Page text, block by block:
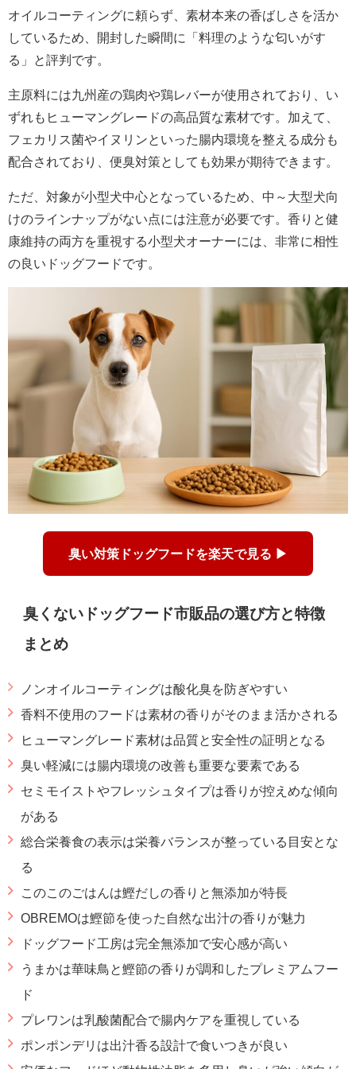
オイルコーティングに頼らず、素材本来の香ばしさを活か
しているため、開封した瞬間に「料理のような匂いがす
る」と評判です。
主原料には九州産の鶏肉や鶏レバーが使用されており、い
ずれもヒューマングレードの高品質な素材です。加えて、
フェカリス菌やイヌリンといった腸内環境を整える成分も
配合されており、便臭対策としても効果が期待できます。
ただ、対象が小型犬中心となっているため、中～大型犬向
けのラインナップがない点には注意が必要です。香りと健
康維持の両方を重視する小型犬オーナーには、非常に相性
の良いドッグフードです。
臭い対策ドッグフードを楽天で見る ▶
臭くないドッグフード市販品の選び方と特徴
まとめ
ノンオイルコーティングは酸化臭を防ぎやすい
香料不使用のフードは素材の香りがそのまま活かされる
ヒューマングレード素材は品質と安全性の証明となる
臭い軽減には腸内環境の改善も重要な要素である
セミモイストやフレッシュタイプは香りが控えめな傾向
がある
総合栄養食の表示は栄養バランスが整っている目安とな
る
このこのごはんは鰹だしの香りと無添加が特長
OBREMOは鰹節を使った自然な出汁の香りが魅力
ドッグフード工房は完全無添加で安心感が高い
うまかは華味鳥と鰹節の香りが調和したプレミアムフー
ド
プレワンは乳酸菌配合で腸内ケアを重視している
ポンポンデリは出汁香る設計で食いつきが良い